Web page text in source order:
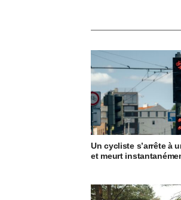
Un cycliste s’arrête à
et meurt